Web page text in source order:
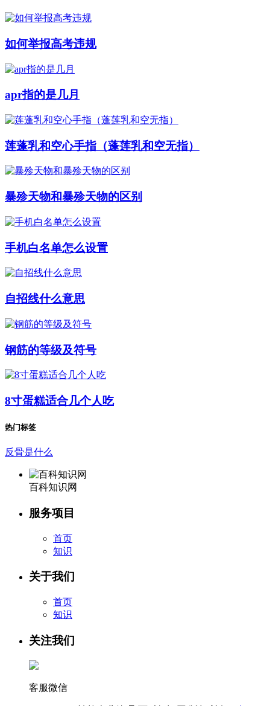
如何举报高考违规
apr指的是几月
莲蓬乳和空心手指（蓬莲乳和空无指）
暴殄天物和暴殄天物的区别
手机白名单怎么设置
自招线什么意思
钢筋的等级及符号
8寸蛋糕适合几个人吃
热门标签
反骨是什么
百科知识网
服务项目
首页
知识
关于我们
首页
知识
关注我们
客服微信